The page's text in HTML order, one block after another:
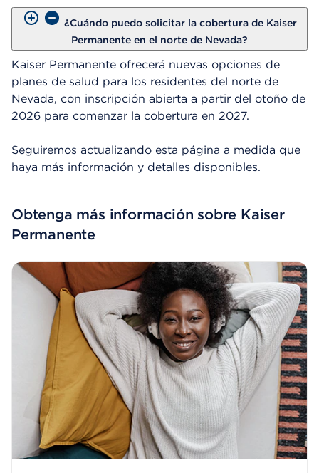
¿Cuándo puedo solicitar la cobertura de Kaiser
Permanente en el norte de Nevada?
Kaiser Permanente ofrecerá nuevas opciones de
planes de salud para los residentes del norte de
Nevada, con inscripción abierta a partir del otoño de
2026 para comenzar la cobertura en 2027.
Seguiremos actualizando esta página a medida que
haya más información y detalles disponibles.
Obtenga más información sobre Kaiser
Permanente